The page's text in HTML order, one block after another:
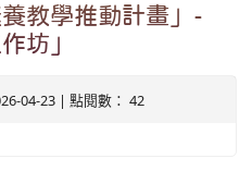
教學推動計畫」-
坊」
04-23 | 點閱數： 42